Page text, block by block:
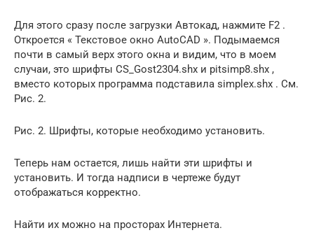
Для этого сразу после загрузки Автокад, нажмите F2 .
Откроется « Текстовое окно AutoCAD ». Подымаемся
почти в самый верх этого окна и видим, что в моем
случаи, это шрифты CS_Gost2304.shx и pitsimp8.shx ,
вместо которых программа подставила simplex.shx . См.
Рис. 2.
Рис. 2. Шрифты, которые необходимо установить.
Теперь нам остается, лишь найти эти шрифты и
установить. И тогда надписи в чертеже будут
отображаться корректно.
Найти их можно на просторах Интернета.